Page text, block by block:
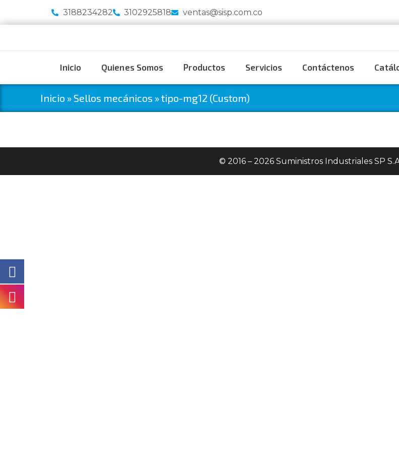
3188234282 3102925818 ventas@sisp.com.co
Inicio Quienes Somos Productos Servicios Contáctenos
Inicio » Sellos mecánicos »tipo-mg12 (Custom)
© 2016 – 2026 Suministros Industriales SP